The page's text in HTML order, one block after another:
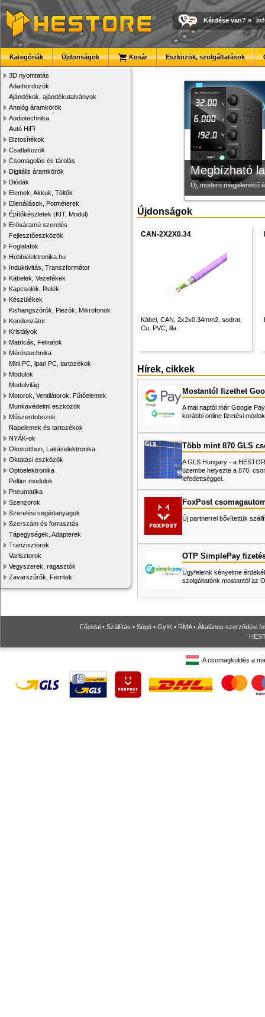
Kérdése van? »
Kategóriák Újdonságok Kosár Eszközök, szolgáltatások
3D nyomtatás
Adathordozók
Ajándékok, ajándékutalványok
Analóg áramkörök
Audiotechnika
Autó HiFi
Biztosítékok
Csatlakozók
Csomagolás és tárolás
Digitális áramkörök
Diódák
Elemek, Akkuk, Töltők
Ellenállások, Potméterek
Építőkészletek (KIT, Modul)
Erősáramú szerelés
Fejlesztőeszközök
Foglalatok
Hobbielektronika.hu
Induktivitás, Transzformátor
Kábelek, Vezetékek
Kapcsolók, Relék
Készülékek
Kishangszórók, Piezók, Mikrofonok
Kondenzátor
Kristályok
Matricák, Feliratok
Méréstechnika
Mini PC, ipari PC, tartozékok
Modulok
Modulvilág
Motorok, Ventilátorok, Fűtőelemek
Munkavédelmi eszközök
Műszerdobozok
Napelemek és tartozékok
NYÁK-ok
Okosotthon, Lakáselektronika
Oktatási eszközök
Optoelektronika
Peltier modulok
Pneumatika
Szenzorok
Szerelési segédanyagok
Szerszám és forrasztás
Tápegységek, Adapterek
Tranzisztorok
Varisztorok
Vegyszerek, ragasztók
Zavarszűrők, Ferritek
Megbízható
Új, modern megjelenésű
Új PLA
Modulvilág
3D nyomtató
Újdonságok
CAN-2X2X0.34
Kábel, CAN, 2x2x0.34mm2, sodrat,
Cu, PVC, lila
Hírek, cikkek
Mostantól fizethet
A mai naptól már Google
korábbi online fizetési
Több mint 870 GLS
A GLS Hungary - a
üzembe helyezte a 870.
lefedettséggel.
FoxPost
Új partnerrel bővítettük
OTP SimplePay
Ügyfeleink kényelme
szolgáltatónk mostantól az
Főoldal • Szállítás • Súgó • GyIK • RMA• Általános szerződési
A csomagküldés a